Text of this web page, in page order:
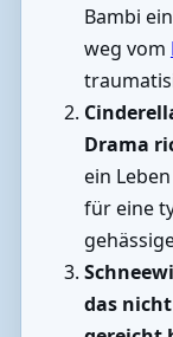
Bambi
weg vom
Drama
ein
für eine
das